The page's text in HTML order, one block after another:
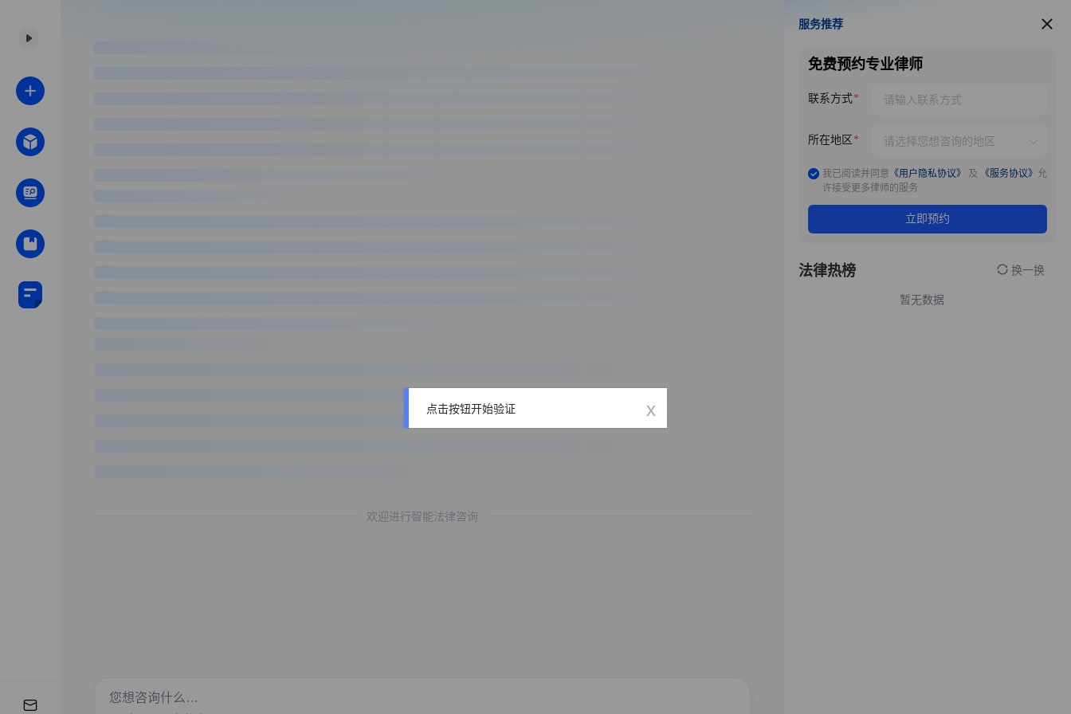
欢迎进行智能法律咨询
服务推荐
服务推荐
免费预约专业律师
联系方式
所在地区
我已阅读并同意 《用户隐私协议》 及 《服务协议》 允
许接受更多律师的服务
立即预约
法律热榜 换一换
暂无数据
点击按钮开始验证 x